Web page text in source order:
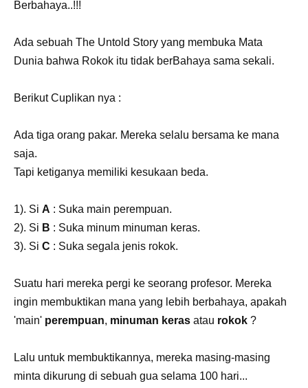
Berbahaya..!!!
Ada sebuah ​The Untold Story​ yang membuka Mata
Dunia bahwa Rokok itu tidak berBahaya sama sekali.
Berikut Cuplikan nya :
Ada tiga orang pakar. Mereka selalu bersama ke mana
saja.
Tapi ketiganya memiliki kesukaan beda.
1). ​Si A ​ : Suka main perempuan.
2). ​Si B ​ : Suka minum minuman keras.
3). ​Si C ​ : Suka segala jenis rokok.
Suatu hari mereka pergi ke seorang profesor. Mereka
ingin membuktikan mana yang lebih berbahaya, apakah
'main' perempuan, minuman keras atau rokok ?
Lalu untuk membuktikannya, mereka masing-masing
minta dikurung di sebuah gua selama 100 hari...